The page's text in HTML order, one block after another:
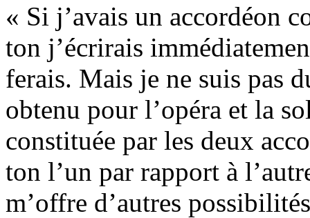
« Si j’avais un accordéon
ton j’écrirais
ferais. Mais je ne suis pas
obtenu pour l’opéra et la
constituée par les deux
ton l’un par rapport à
m’offre d’autres